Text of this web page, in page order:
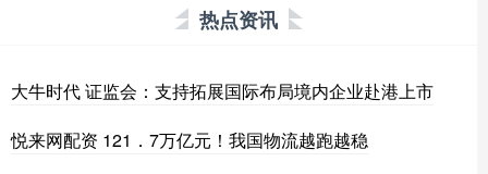
热点资讯
大牛时代 证监会：支持拓展国际布局境内企业赴港上市
悦来网配资 121．7万亿元！我国物流越跑越稳